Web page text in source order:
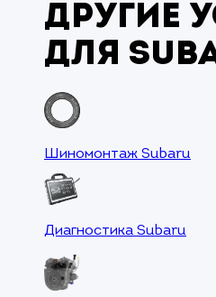
Другие
для
Шиномонтаж Subaru
Диагностика Subaru